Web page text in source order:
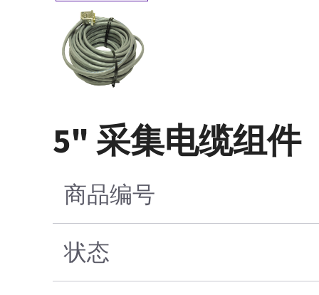
5" 采集电缆组件
商品编号
状态